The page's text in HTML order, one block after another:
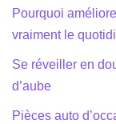
Pourquoi
vraiment le
Se réveiller en
d’aube
Pièces auto